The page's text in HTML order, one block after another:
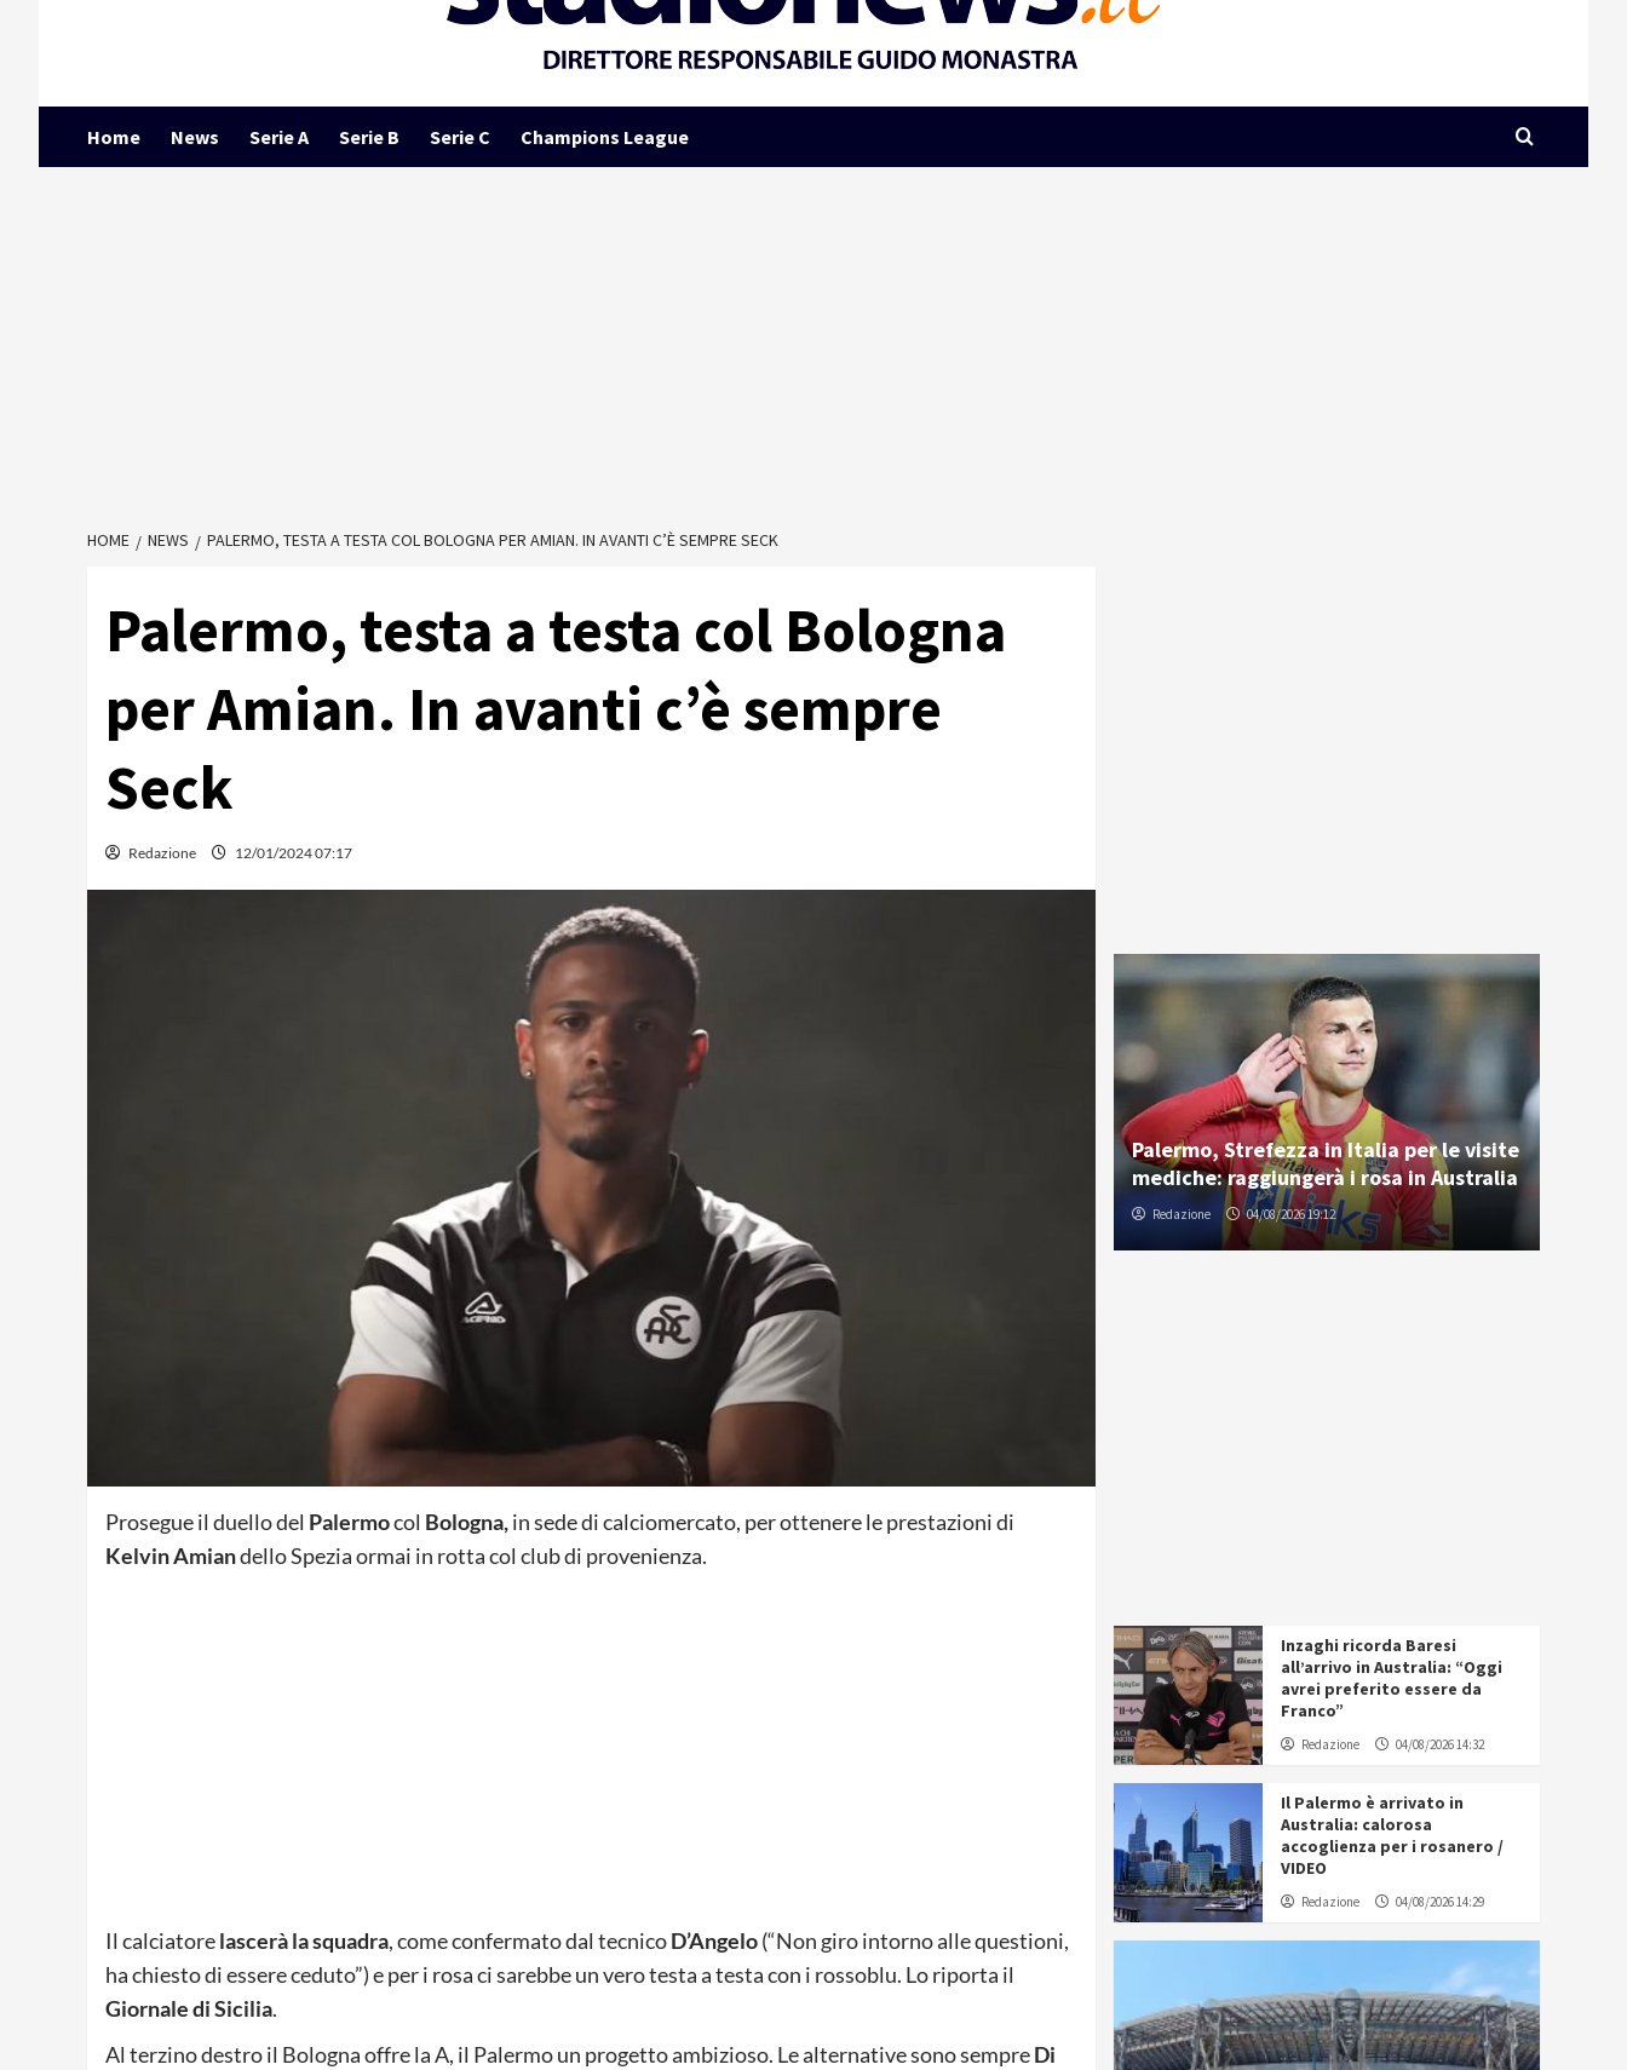
Home News Serie A Serie B Serie C Champions League
HOME NEWS PALERMO, TESTA A TESTA COL BOLOGNA PER AMIAN. IN AVANTI C’È SEMPRE SECK
Palermo, testa a testa col Bologna
per Amian. In avanti c’è sempre
Seck
Redazione 12/01/2024 07:17
Prosegue il duello del Palermocol Bologna,in sede di calciomercato, per ottenere le prestazioni di
Kelvin Amiandello Spezia ormai in rotta col club di provenienza.
Il calciatorelascerà la squadra, come confermato dal tecnicoD’Angelo(“Non giro intorno alle questioni,
ha chiesto di essere ceduto”) e per i rosa ci sarebbe un vero testa a testa con i rossoblu. Lo riporta il
Giornale di Sicilia.
Al terzino destro il Bologna offre la A, il Palermo un progetto ambizioso. Le alternative sono sempreDi
Palermo, Strefezza in Italia per le visite
mediche: raggiungerà i rosa in Australia
Redazione 04/08/2026 19:12
Inzaghi ricorda Baresi
all’arrivo in Australia: “Oggi
avrei preferito essere da
Franco”
Redazione 04/08/2026 14:32
Il Palermo è arrivato in
Australia: calorosa
accoglienza per i rosanero /
VIDEO
Redazione 04/08/2026 14:29